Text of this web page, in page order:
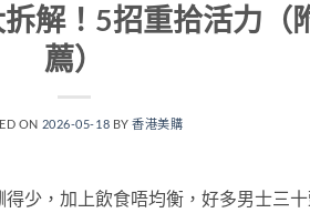
解！5招重拾活力（
薦）
ON 2026-05-18 BY香港美購
少，加上飲食唔均衡，好多男士三